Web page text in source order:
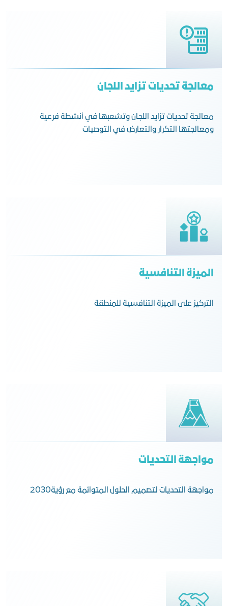
معالجة تحديات تزايد اللجان
معالجة تحديات تزايد اللجان وتشعبها في أنشطة فرعية
ومعالجتها التكرار والتعارض في التوصيات
الميزة التنافسية
التركيز على الميزة التنافسية للمنطقة
مواجهة التحديات
مواجهة التحديات لتصميم الحلول المتوائمة مع رؤية2030